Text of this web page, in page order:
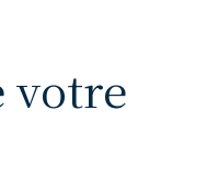
votre